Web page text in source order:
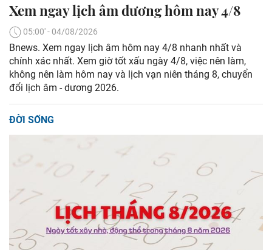
Xem ngay lịch âm dương hôm nay 4/8
05:00' - 04/08/2026
Bnews. Xem ngay lịch âm hôm nay 4/8 nhanh nhất và
chính xác nhất. Xem giờ tốt xấu ngày 4/8, việc nên làm,
không nên làm hôm nay và lịch vạn niên tháng 8, chuyển
đổi lịch âm - dương 2026.
ĐỜI SỐNG